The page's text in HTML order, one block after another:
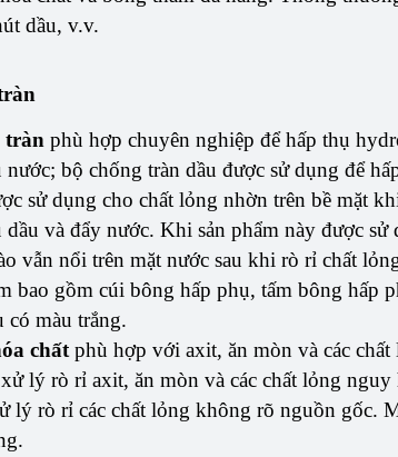
dầu, v.v.
tràn phù hợp chuyên nghiệp để hấp thụ
bộ chống tràn dầu được sử dụng để
sử dụng cho chất lỏng nhờn trên bề mặt
và đẩy nước. Khi sản phẩm này được
vẫn nổi trên mặt nước sau khi rò rỉ chất
bao gồm cúi bông hấp phụ, tấm bông hấp
có màu trắng.
chất phù hợp với axit, ăn mòn và các
lý rò rỉ axit, ăn mòn và các chất lỏng
lý rò rỉ các chất lỏng không rõ nguồn gốc.